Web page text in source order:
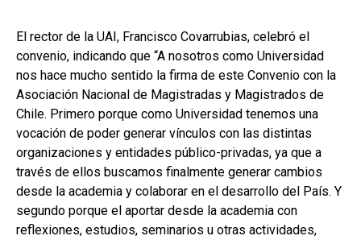
El rector de la UAI, Francisco Covarrubias, celebró el
convenio, indicando que “A nosotros como Universidad
nos hace mucho sentido la firma de este Convenio con la
Asociación Nacional de Magistradas y Magistrados de
Chile. Primero porque como Universidad tenemos una
vocación de poder generar vínculos con las distintas
organizaciones y entidades público-privadas, ya que a
través de ellos buscamos finalmente generar cambios
desde la academia y colaborar en el desarrollo del País. Y
segundo porque el aportar desde la academia con
reflexiones, estudios, seminarios u otras actividades,